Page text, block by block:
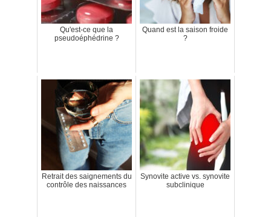
Qu'est-ce que la
pseudoéphédrine ?
Quand est la saison froide
?
Retrait des saignements du
contrôle des naissances
Synovite active vs. synovite
subclinique